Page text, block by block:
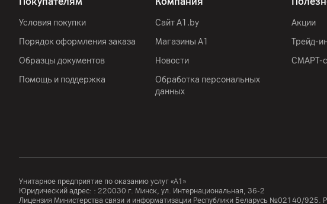
Условия покупки
Порядок оформления заказа
Образцы документов
Помощь и поддержка
Сайт A1.by
Магазины А1
Новости
Обработка персональных
данных
Акции
Трейд-
СМАРТ-
Унитарное предприятие по оказанию услуг «А1»
Юридический адрес: : 220030 г. Минск, ул. Интернациональная, 36-2
Лицензия Министерства связи и информатизации Республики Беларусь №02140/925.